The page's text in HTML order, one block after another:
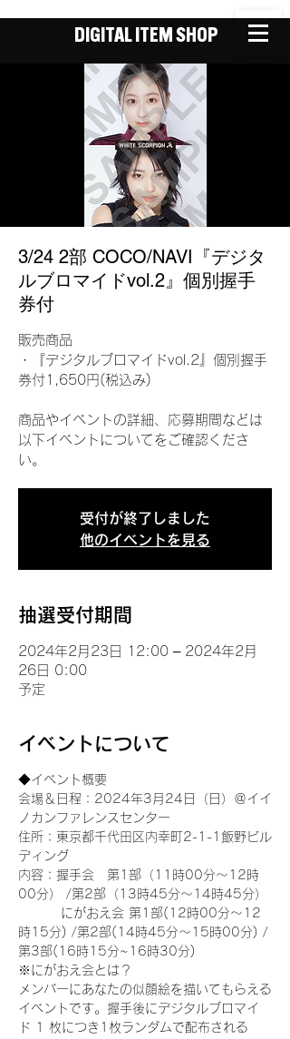
DIGITAL ITEM SHOP
3/24 2部 COCO/NAVI『デジタ
ルブロマイドvol.2』個別握手
券付
販売商品
・『デジタルブロマイドvol.2』個別握手
券付1,650円(税込み)
商品やイベントの詳細、応募期間などは
以下イベントについてをご確認くださ
い。
受付が終了しました
他のイベントを見る
抽選受付期間
2024年2月23日 12:00 – 2024年2月
26日 0:00
予定
イベントについて
◆イベント概要
会場＆日程：2024年3月24日（日）＠イイ
ノカンファレンスセンター
住所：東京都千代田区内幸町2-1-1飯野ビル
ディング
内容：握手会　第1部（11時00分～12時
00分） /第2部（13時45分～14時45分）
にがおえ会 第1部(12時00分～12
時15分) /第2部(14時45分～15時00分) /
第3部(16時15分~16時30分)
※にがおえ会とは？
メンバーにあなたの似顔絵を描いてもらえる
イベントです。握手後にデジタルブロマイ
ド 1 枚につき1枚ランダムで配布される